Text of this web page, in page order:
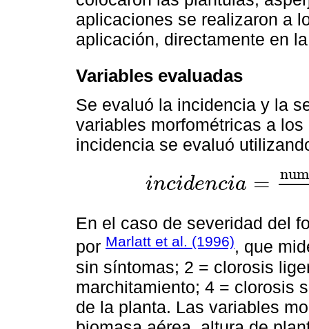
aplicaciones se realizaron a
aplicación, directamente en
Variables evaluadas
Se evaluó la incidencia y la
variables morfométricas a
incidencia se evaluó
incidencia = nu
inci dencia=numero de p anta enfer
En el caso de severidad del
por Marlatt et al. (1996), que
sin síntomas; 2 = clorosis
marchitamiento; 4 = clorosis
de la planta. Las variables